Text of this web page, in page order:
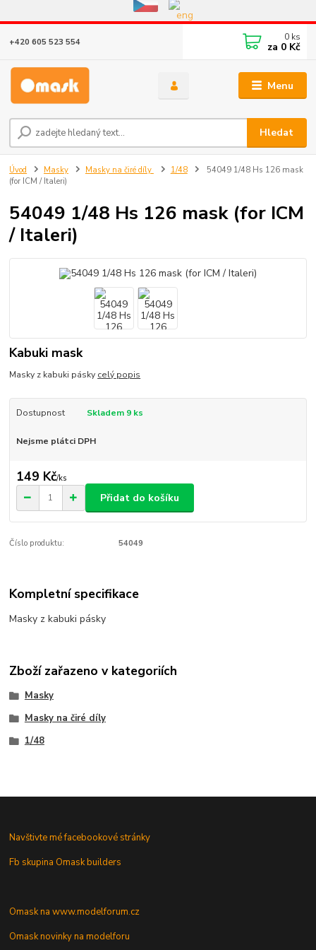
Eshop v provozu do 31.10.2026
Menu
Hledat
+420 605 523 554 0 ks
za 0 Kč
Úvod Masky Masky na čiré díly 1/48
54049 1/48 Hs 126 mask
(for ICM / Italeri)
54049 1/48 Hs 126 mask (for ICM
/ Italeri)
Kabuki mask
Masky z kabuki pásky celý popis
Dostupnost Skladem 9 ks
Nejsme plátci DPH
149 Kč/ks
Přidat do košíku
Číslo produktu: 54049
Kompletní specifikace
Masky z kabuki pásky
Zboží zařazeno v kategoriích
Masky
Masky na čiré díly
1/48
Navštivte mé facebookové stránky
Fb skupina Omask builders
Omask na www.modelforum.cz
Omask novinky na modelforu